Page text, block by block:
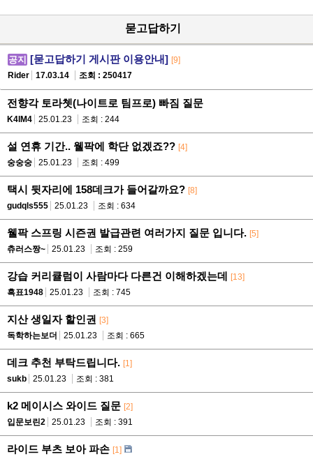
묻고답하기
공지 [묻고답하기 게시판 이용안내] [9]
Rider
17.03.14 조회 : 250417
전향각 토라쳇(나이트로 팀프로) 빠짐 질문
K4IM4 25.01.23 조회 : 244
설 연휴 기간.. 웰팍에 학단 없겠죠?? [4]
숭숭숭
25.01.23 조회 : 499
택시 뒷자리에 158데크가 들어갈까요? [8]
gudqls555
25.01.23 조회 : 634
웰팍 스프링 시즌권 발급관련 여러가지 질문 입니다. [5]
츄러스짱~
25.01.23 조회 : 259
강습 커리큘럼이 사람마다 다른건 이해하겠는데 [13]
흑표1948
25.01.23 조회 : 745
지산 생일자 할인권 [3]
독학하는보더
25.01.23 조회 : 665
데크 추천 부탁드립니다. [1]
sukb
25.01.23 조회 : 381
k2 메이시스 와이드 질문 [2]
입문보린2
25.01.23 조회 : 391
라이드 부츠 보아 파손 [1]